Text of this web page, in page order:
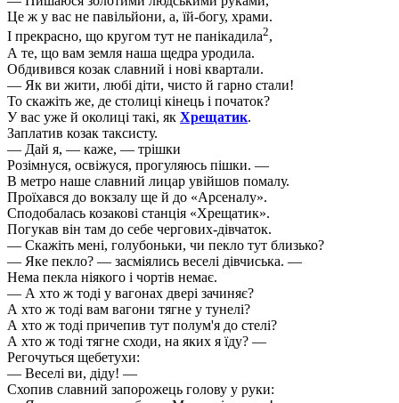
Це ж у вас не павільйони, а, їй-богу, храми.
І прекрасно, що кругом тут не панікадила2,
А те, що вам земля наша щедра уродила.
Обдивився козак славний і нові квартали.
— Як ви жити, любі діти, чисто й гарно стали!
То скажіть же, де столиці кінець і початок?
У вас уже й околиці такі, як Хрещатик.
Заплатив козак таксисту.
— Дай я, — каже, — трішки
Розімнуся, освіжуся, прогуляюсь пішки. —
В метро наше славний лицар увійшов помалу.
Проїхався до вокзалу ще й до «Арсеналу».
Сподобалась козакові станція «Хрещатик».
Погукав він там до себе чергових-дівчаток.
— Скажіть мені, голубоньки, чи пекло тут близько?
— Яке пекло? — засміялись веселі дівчиська. —
Нема пекла ніякого і чортів немає.
— А хто ж тоді у вагонах двері зачиняє?
А хто ж тоді вам вагони тягне у тунелі?
А хто ж тоді причепив тут полум'я до стелі?
А хто ж тоді тягне сходи, на яких я їду? —
Регочуться щебетухи:
— Веселі ви, діду! —
Схопив славний запорожець голову у руки: